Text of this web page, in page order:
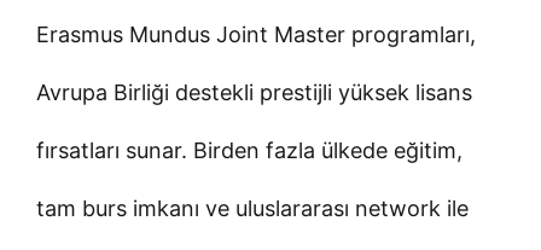
Erasmus Mundus Joint Master programları,
Avrupa Birliği destekli prestijli yüksek lisans
fırsatları sunar. Birden fazla ülkede eğitim,
tam burs imkanı ve uluslararası network ile